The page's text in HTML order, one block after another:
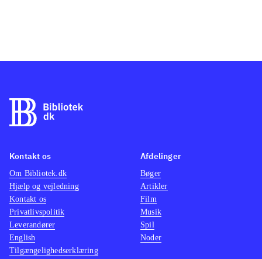
Kontakt os
Om Bibliotek.dk
Hjælp og vejledning
Kontakt os
Privatlivspolitik
Leverandører
English
Tilgængelighedserklæring
Afdelinger
Bøger
Artikler
Film
Musik
Spil
Noder